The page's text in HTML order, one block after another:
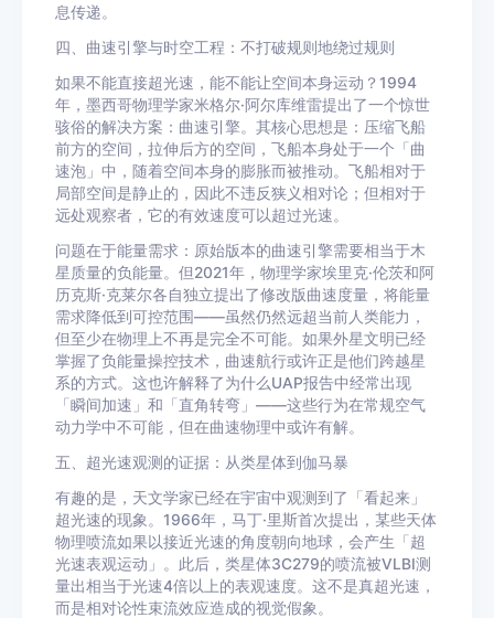
息传递。
四、曲速引擎与时空工程：不打破规则地绕过规则
如果不能直接超光速，能不能让空间本身运动？1994
年，墨西哥物理学家米格尔·阿尔库维雷提出了一个惊世
骇俗的解决方案：曲速引擎。其核心思想是：压缩飞船
前方的空间，拉伸后方的空间，飞船本身处于一个「曲
速泡」中，随着空间本身的膨胀而被推动。飞船相对于
局部空间是静止的，因此不违反狭义相对论；但相对于
远处观察者，它的有效速度可以超过光速。
问题在于能量需求：原始版本的曲速引擎需要相当于木
星质量的负能量。但2021年，物理学家埃里克·伦茨和阿
历克斯·克莱尔各自独立提出了修改版曲速度量，将能量
需求降低到可控范围——虽然仍然远超当前人类能力，
但至少在物理上不再是完全不可能。如果外星文明已经
掌握了负能量操控技术，曲速航行或许正是他们跨越星
系的方式。这也许解释了为什么UAP报告中经常出现
「瞬间加速」和「直角转弯」——这些行为在常规空气
动力学中不可能，但在曲速物理中或许有解。
五、超光速观测的证据：从类星体到伽马暴
有趣的是，天文学家已经在宇宙中观测到了「看起来」
超光速的现象。1966年，马丁·里斯首次提出，某些天体
物理喷流如果以接近光速的角度朝向地球，会产生「超
光速表观运动」。此后，类星体3C279的喷流被VLBI测
量出相当于光速4倍以上的表观速度。这不是真超光速，
而是相对论性束流效应造成的视觉假象。